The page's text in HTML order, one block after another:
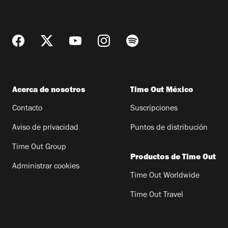
Acerca de nosotros
Contacto
Aviso de privacidad
Time Out Group
Administrar cookies
Time Out México
Suscripciones
Puntos de distribución
Productos de Time Out
Time Out Worldwide
Time Out Travel